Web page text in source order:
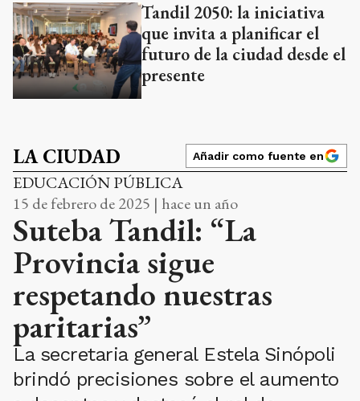
Tandil 2050: la iniciativa
que invita a planificar el
futuro de la ciudad desde el
presente
LA CIUDAD Añadir como fuente en
EDUCACIÓN PÚBLICA
15 de febrero de 2025 | hace un año
Suteba Tandil: “La
Provincia sigue
respetando nuestras
paritarias”
La secretaria general Estela Sinópoli
brindó precisiones sobre el aumento